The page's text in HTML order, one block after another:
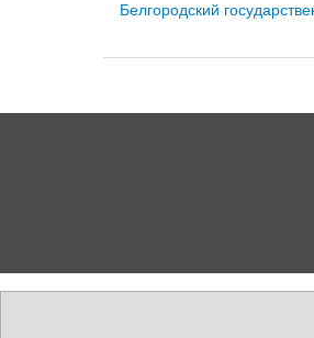
Белгородский